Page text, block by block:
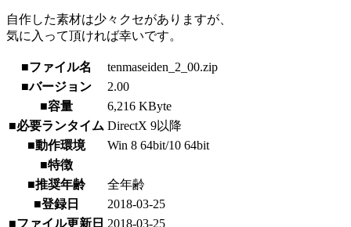
自作した素材は少々クセがありますが、
気に入って頂ければ幸いです。
■ファイル名
tenmaseiden_2_00.zip
■バージョン
2.00
■容量
6,216 KByte
■必要ランタイム DirectX 9以降
■動作環境
Win 8 64bit/10 64bit
■特徴
■推奨年齢
全年齢
■登録日
2018-03-25
■ファイル更新日 2018-03-25